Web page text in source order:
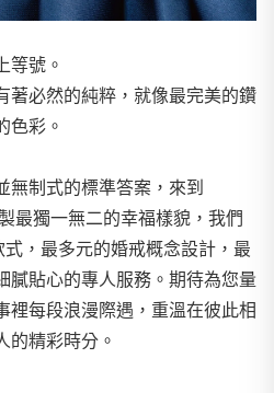
等號。
著必然的純粹，就像最完美的鑽
色彩。
無制式的標準答案，來到
最獨一無二的幸福樣貌，我們
，最多元的婚戒概念設計，最
膩貼心的專人服務。期待為您量
裡每段浪漫際遇，重溫在彼此相
的精彩時分。